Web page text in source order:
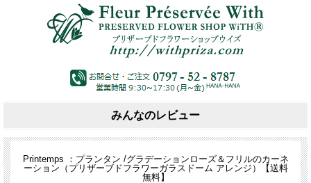
みんなのレビュー
Printemps ：プランタン /グラデーションローズ＆フリルのカーネ
ーション（プリザーブドフラワーガラスドーム アレンジ）【送料
無料】